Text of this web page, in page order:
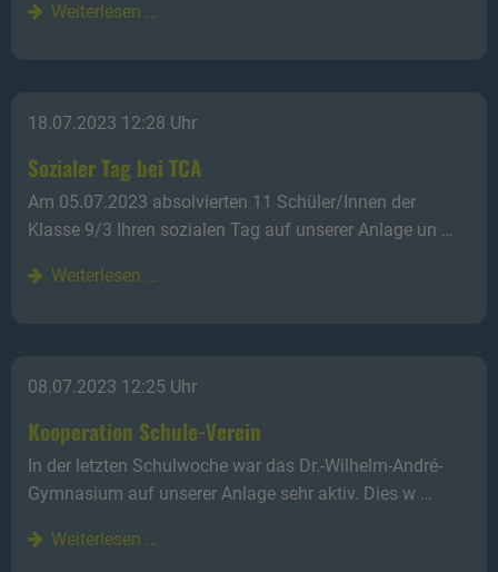
Weiterlesen …
18.07.2023 12:28 Uhr
Sozialer Tag bei TCA
Am 05.07.2023 absolvierten 11 Schüler/Innen der
Klasse 9/3 Ihren sozialen Tag auf unserer Anlage un …
Weiterlesen …
08.07.2023 12:25 Uhr
Kooperation Schule-Verein
In der letzten Schulwoche war das Dr.-Wilhelm-André-
Gymnasium auf unserer Anlage sehr aktiv. Dies w …
Weiterlesen …